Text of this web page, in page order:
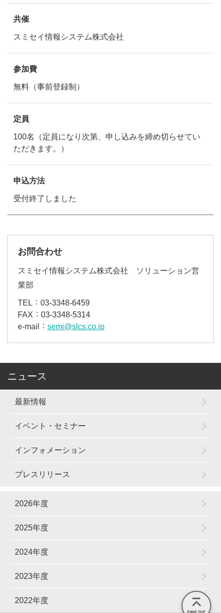
共催
スミセイ情報システム株式会社
参加費
無料（事前登録制）
定員
100名（定員になり次第、申し込みを締め切らせてい
ただきます。）
申込方法
受付終了しました
お問合わせ
スミセイ情報システム株式会社 ソリューション営
業部
TEL
03-3348-6459
FAX
03-3348-5314
e-mail
semi@slcs.co.jp
ニュース
最新情報
イベント・セミナー
インフォメーション
プレスリリース
2026年度
2025年度
2024年度
2023年度
2022年度
PAGE TOP